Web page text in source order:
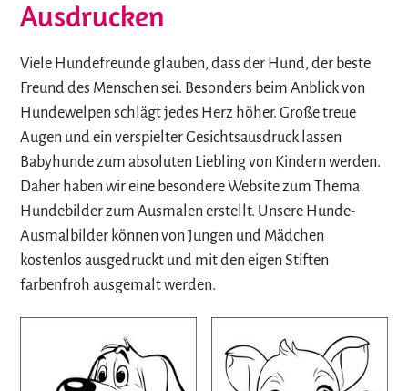
Ausdrucken
Viele Hundefreunde glauben, dass der Hund, der beste
Freund des Menschen sei. Besonders beim Anblick von
Hundewelpen schlägt jedes Herz höher. Große treue
Augen und ein verspielter Gesichtsausdruck lassen
Babyhunde zum absoluten Liebling von Kindern werden.
Daher haben wir eine besondere Website zum Thema
Hundebilder zum Ausmalen erstellt. Unsere Hunde-
Ausmalbilder können von Jungen und Mädchen
kostenlos ausgedruckt und mit den eigen Stiften
farbenfroh ausgemalt werden.